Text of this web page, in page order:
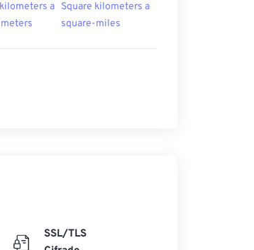
a Square kilometers a
square-miles
SSL/TLS